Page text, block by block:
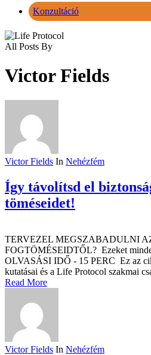
Konzultáció
All Posts By
Victor Fields
Victor Fields In Nehézfém
Így távolítsd el
töméseidet!
TERVEZEL MEGSZABADULNI
FOGTÖMÉSEIDTŐL? Ezeket
OLVASÁSI IDŐ - 15 PERC Ez az
kutatásai és a Life Protocol szakmai
Read More
Victor Fields In Nehézfém